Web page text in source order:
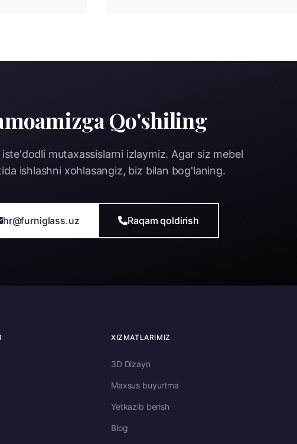
Qo'shiling
mutaxassislarni izlaymiz. Agar siz mebel
ishlashni xohlasangiz, biz bilan bog'laning.
hr@furniglass.uz Raqam qoldirish
XIZMATLARIMIZ
3D Dizayn
Maxsus buyurtma
Yetkazib berish
Blog